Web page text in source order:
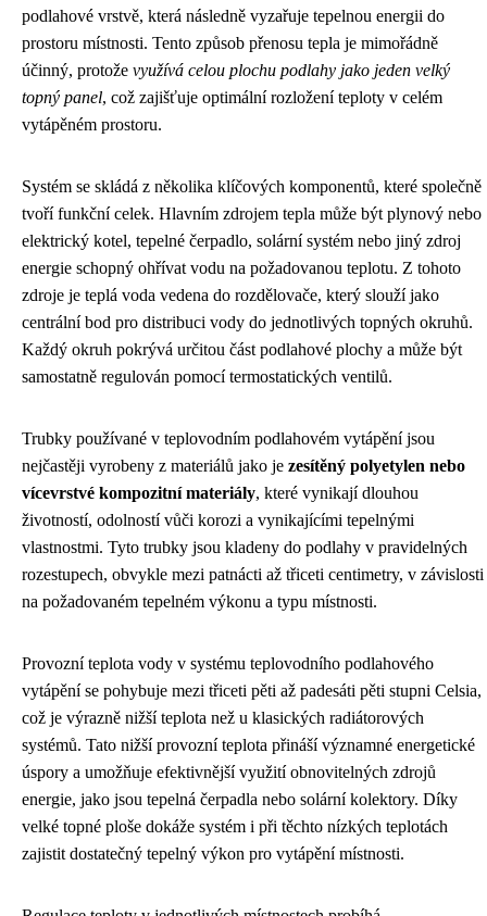
podlahové vrstvě, která následně vyzařuje tepelnou energii do
prostoru místnosti. Tento způsob přenosu tepla je mimořádně
účinný, protože využívá celou plochu podlahy jako jeden velký
topný panel, což zajišťuje optimální rozložení teploty v celém
vytápěném prostoru.
Systém se skládá z několika klíčových komponentů, které společně
tvoří funkční celek. Hlavním zdrojem tepla může být plynový nebo
elektrický kotel, tepelné čerpadlo, solární systém nebo jiný zdroj
energie schopný ohřívat vodu na požadovanou teplotu. Z tohoto
zdroje je teplá voda vedena do rozdělovače, který slouží jako
centrální bod pro distribuci vody do jednotlivých topných okruhů.
Každý okruh pokrývá určitou část podlahové plochy a může být
samostatně regulován pomocí termostatických ventilů.
Trubky používané v teplovodním podlahovém vytápění jsou
nejčastěji vyrobeny z materiálů jako je zesítěný polyetylen nebo
vícevrstvé kompozitní materiály, které vynikají dlouhou
životností, odolností vůči korozi a vynikajícími tepelnými
vlastnostmi. Tyto trubky jsou kladeny do podlahy v pravidelných
rozestupech, obvykle mezi patnácti až třiceti centimetry, v závislosti
na požadovaném tepelném výkonu a typu místnosti.
Provozní teplota vody v systému teplovodního podlahového
vytápění se pohybuje mezi třiceti pěti až padesáti pěti stupni Celsia,
což je výrazně nižší teplota než u klasických radiátorových
systémů. Tato nižší provozní teplota přináší významné energetické
úspory a umožňuje efektivnější využití obnovitelných zdrojů
energie, jako jsou tepelná čerpadla nebo solární kolektory. Díky
velké topné ploše dokáže systém i při těchto nízkých teplotách
zajistit dostatečný tepelný výkon pro vytápění místnosti.